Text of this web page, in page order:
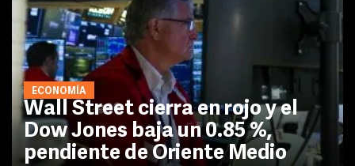
ECONOMÍA
Wall Street cierra en rojo y el
Dow Jones baja un 0.85 %,
pendiente de Oriente Medio